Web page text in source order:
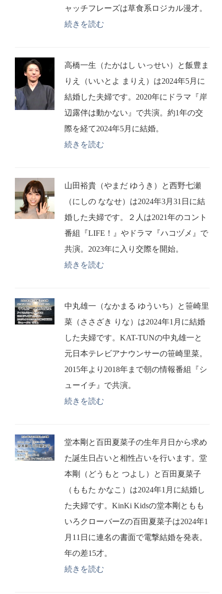
ャッチフレーズは草食系ロジカル漫才。
続きを読む
高橋一生（たかはし いっせい）と飯豊ま
りえ（いいとよ まりえ）は2024年5月に
結婚した夫婦です。2020年にドラマ『岸
辺露伴は動かない』で共演。約1年の交
際を経て2024年5月に結婚。
続きを読む
山田裕貴（やまだ ゆうき）と西野七瀬
（にしの ななせ）は2024年3月31日に結
婚した夫婦です。２人は2021年のコント
番組『LIFE！』やドラマ『ハコヅメ』で
共演。2023年に入り交際を開始。
続きを読む
中丸雄一（なかまる ゆういち）と笹崎里
菜（ささざき りな）は2024年1月に結婚
した夫婦です。KAT-TUNの中丸雄一と
元日本テレビアナウンサーの笹崎里菜。
2015年より2018年まで朝の情報番組『シ
ューイチ』で共演。
続きを読む
堂本剛と百田夏菜子の生年月日から求め
た誕生日占いと相性占いを行います。堂
本剛（どうもと つよし）と百田夏菜子
（ももた かなこ）は2024年1月に結婚し
た夫婦です。KinKi Kidsの堂本剛ともも
いろクローバーZの百田夏菜子は2024年1
月11日に連名の書面で電撃結婚を発表。
年の差15才。
続きを読む